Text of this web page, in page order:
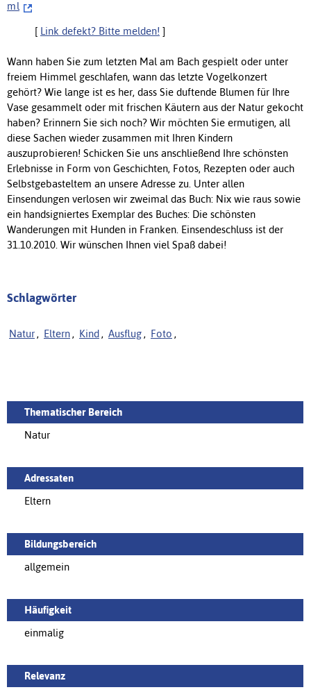
m l
[ Link defekt? Bitte melden! ]
Wann haben Sie zum letzten Mal am Bach gespielt oder unter
freiem Himmel geschlafen, wann das letzte Vogelkonzert
gehört? Wie lange ist es her, dass Sie duftende Blumen für Ihre
Vase gesammelt oder mit frischen Käutern aus der Natur gekocht
haben? Erinnern Sie sich noch? Wir möchten Sie ermutigen, all
diese Sachen wieder zusammen mit Ihren Kindern
auszuprobieren! Schicken Sie uns anschließend Ihre schönsten
Erlebnisse in Form von Geschichten, Fotos, Rezepten oder auch
Selbstgebasteltem an unsere Adresse zu. Unter allen
Einsendungen verlosen wir zweimal das Buch: Nix wie raus sowie
ein handsigniertes Exemplar des Buches: Die schönsten
Wanderungen mit Hunden in Franken. Einsendeschluss ist der
31.10.2010. Wir wünschen Ihnen viel Spaß dabei!
Schlagwörter
Natur , Eltern , Kind , Ausflug , Foto ,
Thematischer Bereich
Natur
Adressaten
Eltern
Bildungsbereich
allgemein
Häufigkeit
einmalig
Relevanz